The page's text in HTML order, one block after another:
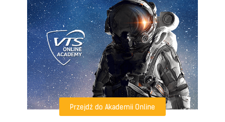
Przejdź do Akademii Online